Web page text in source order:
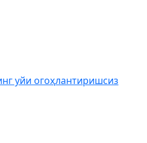
уйи огоҳлантиришсиз